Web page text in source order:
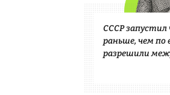
СССР запустил
раньше, чем по
разрешили